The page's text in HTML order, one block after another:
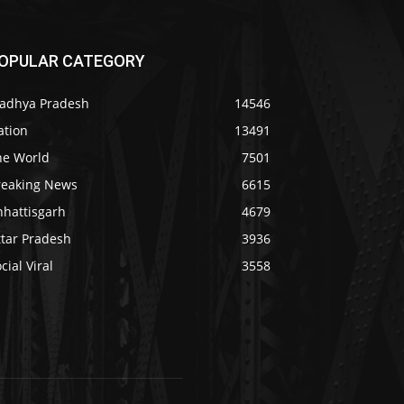
CATEGORY
Pradesh
14546
13491
World
7501
News
6615
4679
Pradesh
3936
Viral
3558